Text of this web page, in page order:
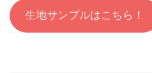
生地サンプルはこちら！